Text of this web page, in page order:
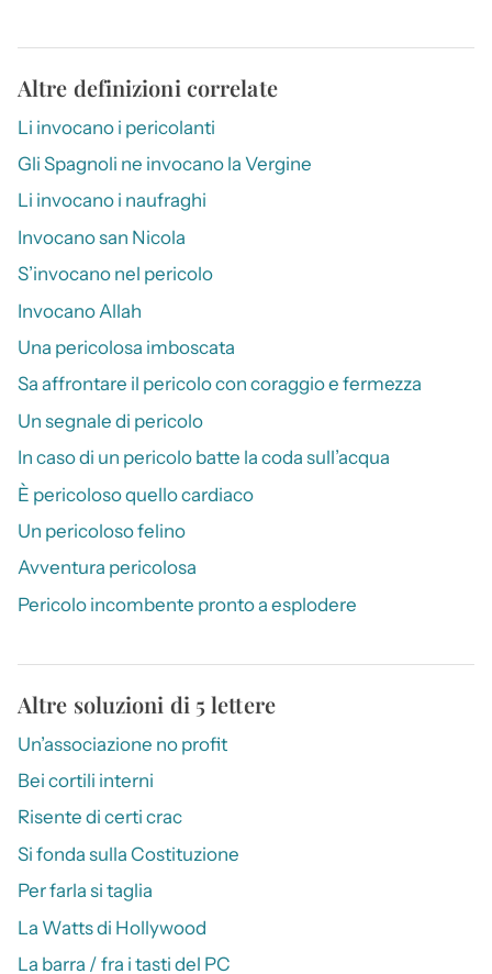
Altre definizioni correlate
Li invocano i pericolanti
Gli Spagnoli ne invocano la Vergine
Li invocano i naufraghi
Invocano san Nicola
S’invocano nel pericolo
Invocano Allah
Una pericolosa imboscata
Sa affrontare il pericolo con coraggio e fermezza
Un segnale di pericolo
In caso di un pericolo batte la coda sull’acqua
È pericoloso quello cardiaco
Un pericoloso felino
Avventura pericolosa
Pericolo incombente pronto a esplodere
Altre soluzioni di 5 lettere
Un’associazione no profit
Bei cortili interni
Risente di certi crac
Si fonda sulla Costituzione
Per farla si taglia
La Watts di Hollywood
La barra / fra i tasti del PC